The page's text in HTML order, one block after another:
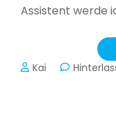
Assistent werde
Kai